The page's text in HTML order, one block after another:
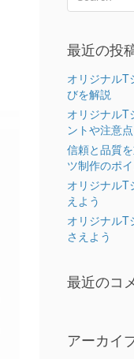
最近の投
オリジナルT
びを解説
オリジナルT
ントや注意点
信頼と品質
ツ制作のポ
オリジナルT
えよう
オリジナルT
さえよう
最近のコ
アーカイ